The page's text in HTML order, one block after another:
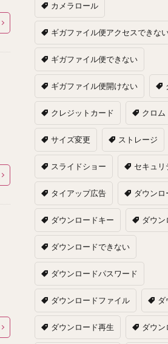
カメラロール
ギガファイル便アクセスできな
ギガファイル便できない
ギガファイル便開けない
クレジットカード クロム
サイズ変更 ストレージ
スライドショー セキュリ
タイアップ広告 ダウンロ
ダウンロードキー ダウン
ダウンロードできない
ダウンロードパスワード
ダウンロードファイル ダ
ダウンロード再生 ダウン